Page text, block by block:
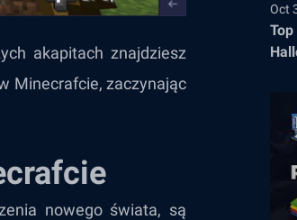
akapitach znajdziesz
Minecrafcie, zaczynając
nowego świata, są
Oct